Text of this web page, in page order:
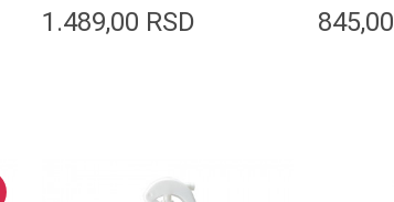
1.489,00 RSD 845,00